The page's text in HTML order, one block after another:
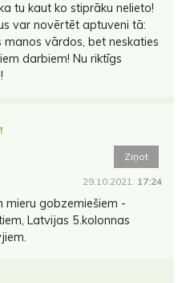
tu kaut ko stiprāku nelieto!
var novērtēt aptuveni tā:
manos vārdos, bet neskaties
darbiem! Nu riktīgs
Ziņot
29.10.2021. 17:24
mieru gobzemiešiem -
Latvijas 5.kolonnas